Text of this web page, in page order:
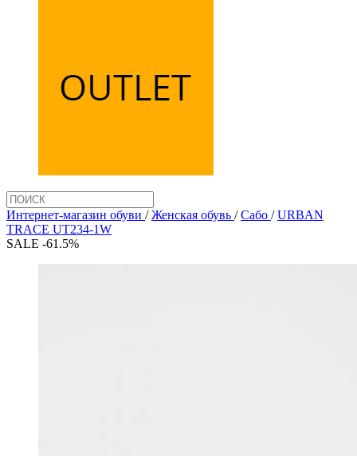
Интернет-магазин обуви /Женская обувь /Сабо /URBAN
TRACE UT234-1W
SALE -61.5%